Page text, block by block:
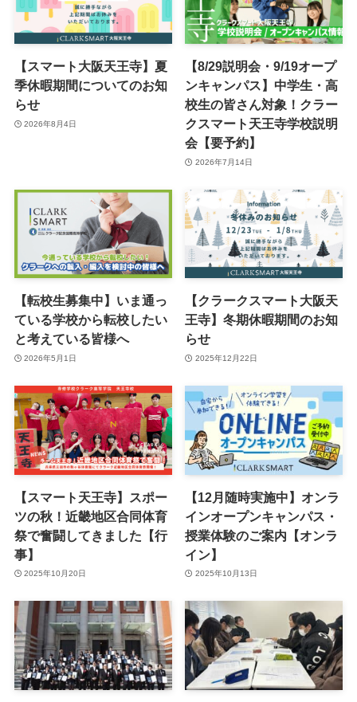
【スマート大阪天王寺】夏
季休暇期間についてのお知
らせ
2026年8月4日
【8/29説明会・9/19オープ
ンキャンパス】中学生・高
校生の皆さん対象！クラー
クスマート天王寺学校説明
会【要予約】
2026年7月14日
【転校生募集中】いま通っ
ている学校から転校したい
と考えている皆様へ
2026年5月1日
【クラークスマート大阪天
王寺】冬期休暇期間のお知
らせ
2025年12月22日
【スマート天王寺】スポー
ツの秋！近畿地区合同体育
祭で奮闘してきました【行
事】
2025年10月20日
【12月随時実施中】オンラ
インオープンキャンパス・
授業体験のご案内【オンラ
イン】
2025年10月13日